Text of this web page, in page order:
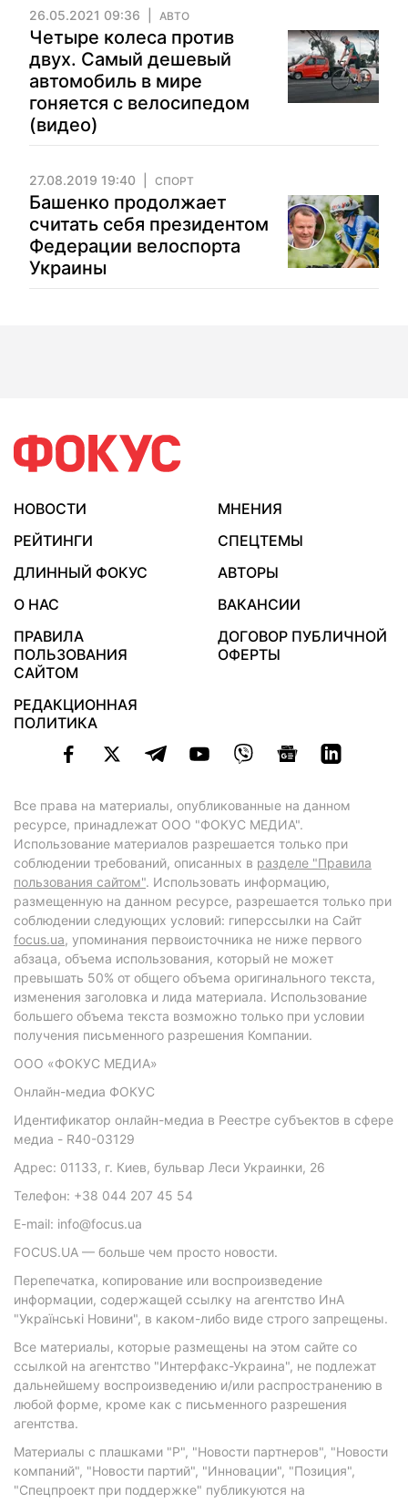
26.05.2021 09:36 АВТО
Четыре колеса против
двух. Самый дешевый
автомобиль в мире
гоняется с велосипедом
(видео)
27.08.2019 19:40 СПОРТ
Башенко продолжает
считать себя президентом
Федерации велоспорта
Украины
НОВОСТИ
МНЕНИЯ
РЕЙТИНГИ
СПЕЦТЕМЫ
ДЛИННЫЙ ФОКУС
АВТОРЫ
О НАС
ВАКАНСИИ
ПРАВИЛА
ПОЛЬЗОВАНИЯ
САЙТОМ
ДОГОВОР ПУБЛИЧНОЙ
ОФЕРТЫ
РЕДАКЦИОННАЯ
ПОЛИТИКА
Все права на материалы, опубликованные на данном
ресурсе, принадлежат ООО "ФОКУС МЕДИА".
Использование материалов разрешается только при
соблюдении требований, описанных в разделе "Правила
пользования сайтом". Использовать информацию,
размещенную на данном ресурсе, разрешается только при
соблюдении следующих условий: гиперссылки на Сайт
focus.ua, упоминания первоисточника не ниже первого
абзаца, объема использования, который не может
превышать 50% от общего объема оригинального текста,
изменения заголовка и лида материала. Использование
большего объема текста возможно только при условии
получения письменного разрешения Компании.
ООО «ФОКУС МЕДИА»
Онлайн-медиа ФОКУС
Идентификатор онлайн-медиа в Реестре субъектов в сфере
медиа - R40-03129
Адрес: 01133, г. Киев, бульвар Леси Украинки, 26
Телефон: +38 044 207 45 54
E-mail: info@focus.ua
FOCUS.UA — больше чем просто новости.
Перепечатка, копирование или воспроизведение
информации, содержащей ссылку на агентство ИнА
"Українські Новини", в каком-либо виде строго запрещены.
Все материалы, которые размещены на этом сайте со
ссылкой на агентство "Интерфакс-Украина", не подлежат
дальнейшему воспроизведению и/или распространению в
любой форме, кроме как с письменного разрешения
агентства.
Материалы с плашками "Р", "Новости партнеров", "Новости
компаний", "Новости партий", "Инновации", "Позиция",
"Спецпроект при поддержке" публикуются на